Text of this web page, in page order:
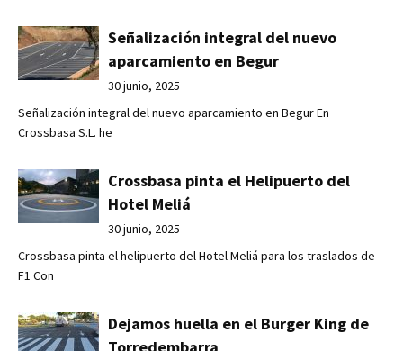
Señalización integral del nuevo
aparcamiento en Begur
30 junio, 2025
Señalización integral del nuevo aparcamiento en Begur En
Crossbasa S.L. he
Crossbasa pinta el Helipuerto del
Hotel Meliá
30 junio, 2025
Crossbasa pinta el helipuerto del Hotel Meliá para los traslados de
F1 Con
Dejamos huella en el Burger King de